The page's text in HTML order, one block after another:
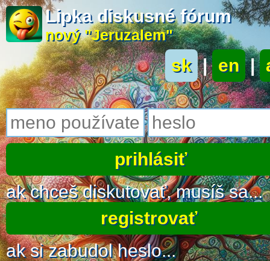
Lipka diskusné fórum
nový "Jeruzalem"
sk | en |
ak chceš diskutovať, musíš sa...
registrovať
ak si zabudol heslo...